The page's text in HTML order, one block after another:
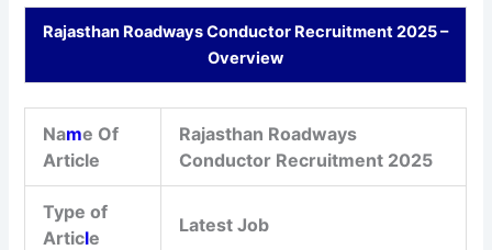
Rajasthan Roadways Conductor Recruitment 2025 –
Overview
Name Of
Article
Rajasthan Roadways
Conductor Recruitment 2025
Type of
Article
Latest Job